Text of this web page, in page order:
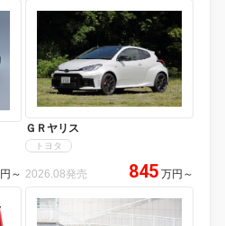
～
ＧＲヤリス
トヨタ
2026.08発売 845 万円 ～